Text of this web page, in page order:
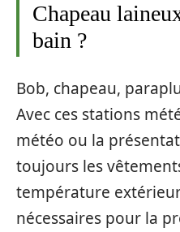
Chapeau
bain ?
Bob, chapeau,
Avec ces stations
météo ou la
toujours les
température
nécessaires pour la